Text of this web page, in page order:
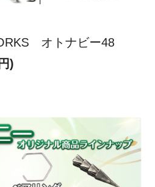
オトナビー48
)